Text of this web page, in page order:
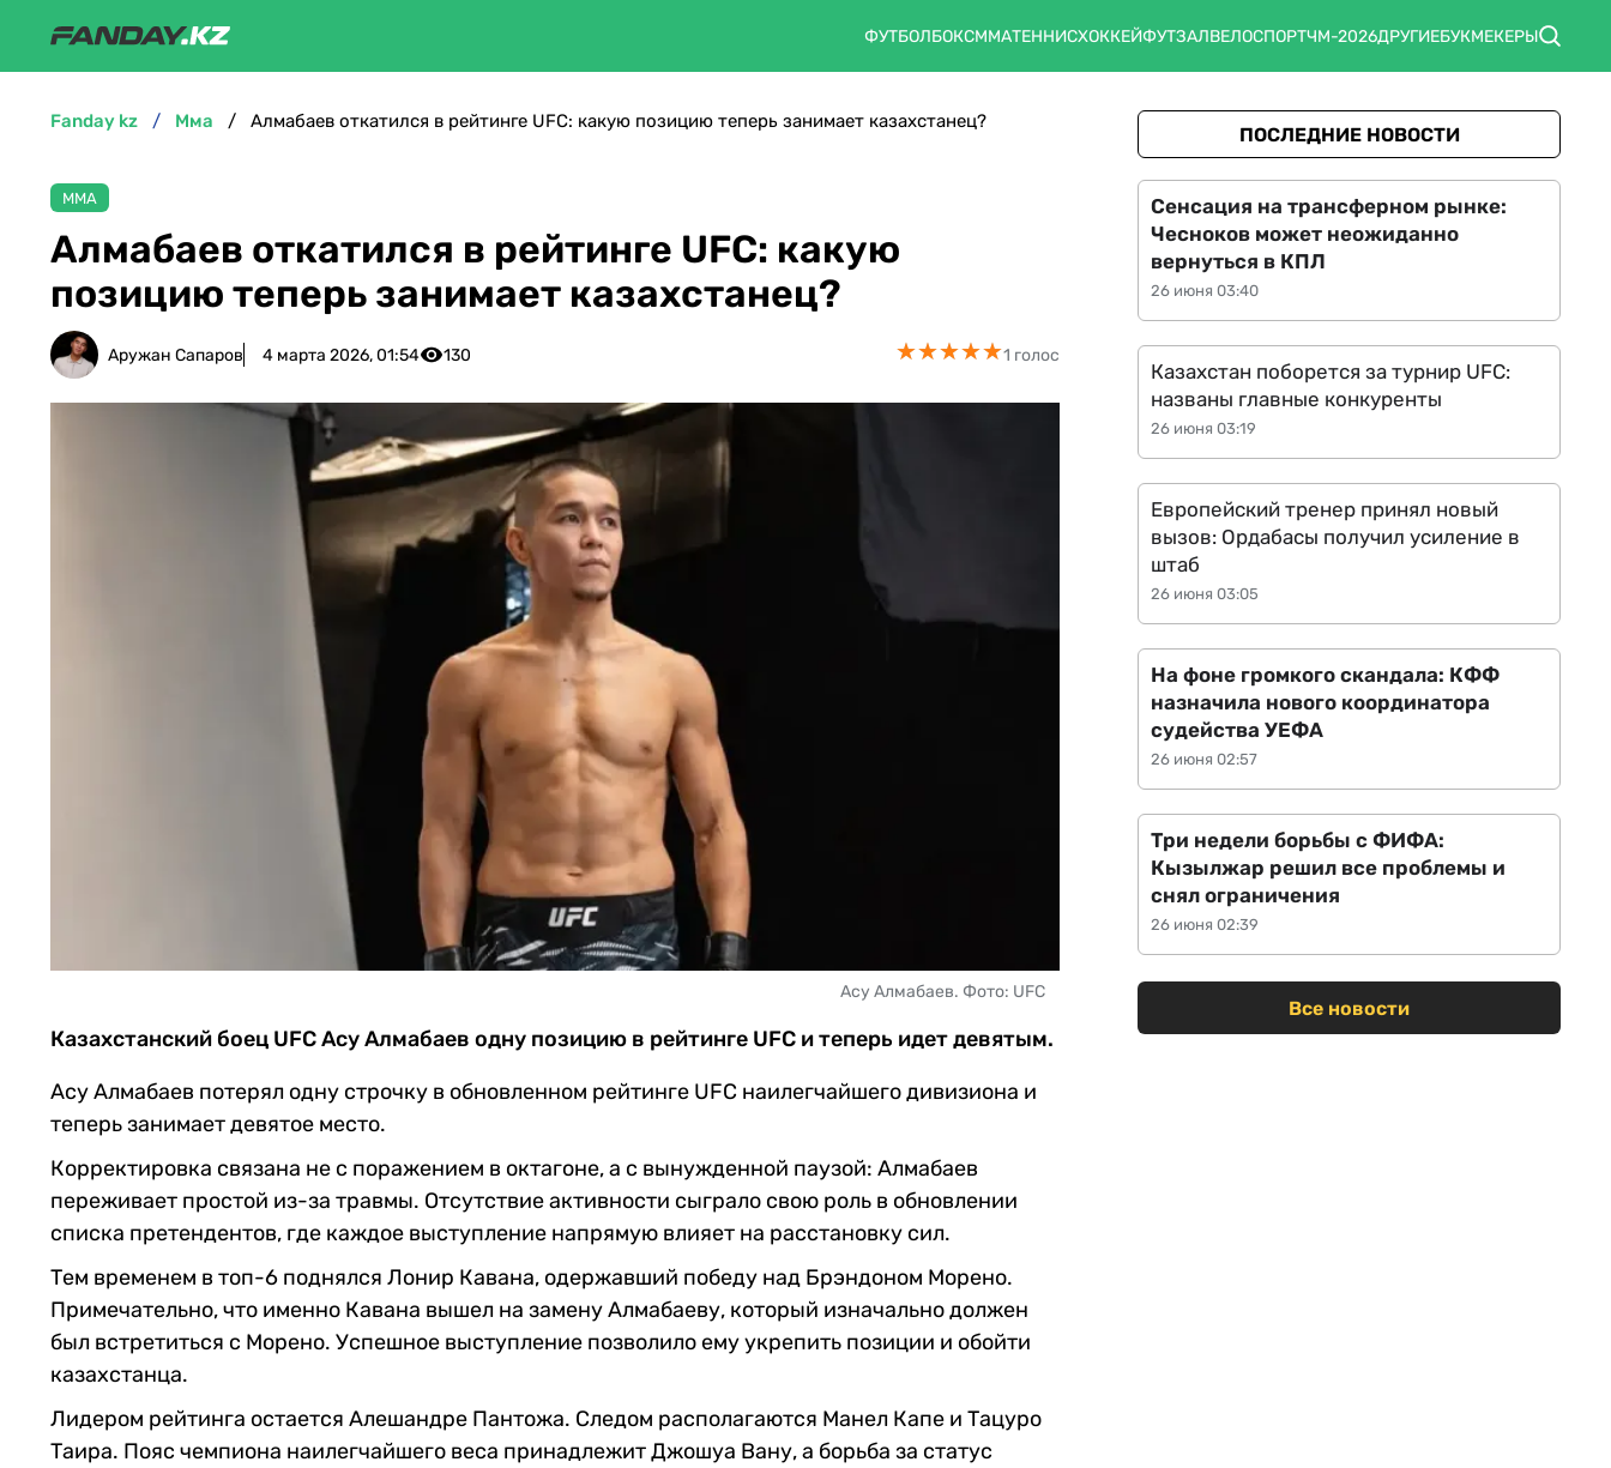
ФУТБОЛБОКСММАТЕННИСХОККЕЙФУТЗАЛВЕЛОСПОРТЧМ-2026ДРУГИЕБУКМЕКЕРЫ
fanday kz мма Алмабаев откатился в рейтинге UFC: какую позицию теперь занимает казахстанец?
ММА
Алмабаев откатился в рейтинге UFC: какую
позицию теперь занимает казахстанец?
Аружан Сапаров 4 марта 2026, 01:54 130 ★★★★★
★★★★★1 голос
Асу Алмабаев. Фото: UFC
Казахстанский боец UFC Асу Алмабаев одну позицию в рейтинге UFC и теперь идет девятым.
Асу Алмабаев потерял одну строчку в обновленном рейтинге UFC наилегчайшего дивизиона и
теперь занимает девятое место.
Корректировка связана не с поражением в октагоне, а с вынужденной паузой: Алмабаев
переживает простой из-за травмы. Отсутствие активности сыграло свою роль в обновлении
списка претендентов, где каждое выступление напрямую влияет на расстановку сил.
Тем временем в топ-6 поднялся Лонир Кавана, одержавший победу над Брэндоном Морено.
Примечательно, что именно Кавана вышел на замену Алмабаеву, который изначально должен
был встретиться с Морено. Успешное выступление позволило ему укрепить позиции и обойти
казахстанца.
Лидером рейтинга остается Алешандре Пантожа. Следом располагаются Манел Капе и Тацуро
Таира. Пояс чемпиона наилегчайшего веса принадлежит Джошуа Вану, а борьба за статус
ПОСЛЕДНИЕ НОВОСТИ
26 июня 03:40
Сенсация на трансферном рынке:
Чесноков может неожиданно
вернуться в КПЛ
26 июня 03:19
Казахстан поборется за турнир UFC:
названы главные конкуренты
26 июня 03:05
Европейский тренер принял новый
вызов: Ордабасы получил усиление в
штаб
26 июня 02:57
На фоне громкого скандала: КФФ
назначила нового координатора
судейства УЕФА
26 июня 02:39
Три недели борьбы с ФИФА:
Кызылжар решил все проблемы и
снял ограничения
Все новости